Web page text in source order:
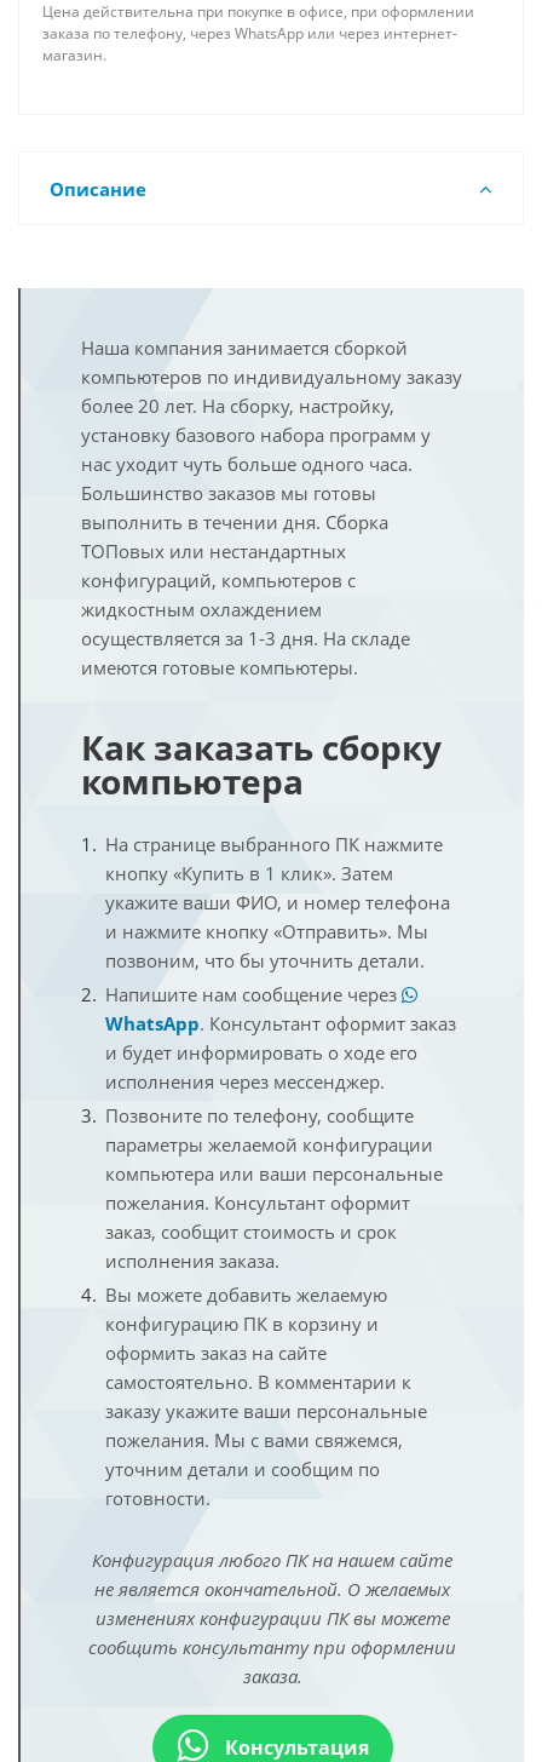
Цена действительна при покупке в офисе, при оформлении
заказа по телефону, через WhatsApp или через интернет-
магазин.
Описание
Наша компания занимается сборкой
компьютеров по индивидуальному заказу
более 20 лет. На сборку, настройку,
установку базового набора программ у
нас уходит чуть больше одного часа.
Большинство заказов мы готовы
выполнить в течении дня. Сборка
ТОПовых или нестандартных
конфигураций, компьютеров с
жидкостным охлаждением
осуществляется за 1-3 дня. На складе
имеются готовые компьютеры.
Как заказать сборку
компьютера
На странице выбранного ПК нажмите
кнопку «Купить в 1 клик». Затем
укажите ваши ФИО, и номер телефона
и нажмите кнопку «Отправить». Мы
позвоним, что бы уточнить детали.
Напишите нам сообщение через
WhatsApp. Консультант оформит заказ
и будет информировать о ходе его
исполнения через мессенджер.
Позвоните по телефону, сообщите
параметры желаемой конфигурации
компьютера или ваши персональные
пожелания. Консультант оформит
заказ, сообщит стоимость и срок
исполнения заказа.
Вы можете добавить желаемую
конфигурацию ПК в корзину и
оформить заказ на сайте
самостоятельно. В комментарии к
заказу укажите ваши персональные
пожелания. Мы с вами свяжемся,
уточним детали и сообщим по
готовности.
Конфигурация любого ПК на нашем сайте
не является окончательной. О желаемых
изменениях конфигурации ПК вы можете
сообщить консультанту при оформлении
заказа.
Консультация